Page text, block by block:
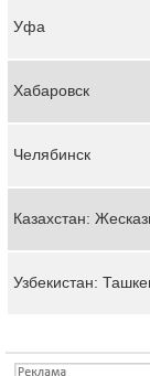
Уфа
Хабаровск
Челябинск
Казахстан:
Узбекистан: